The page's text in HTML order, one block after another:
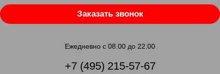
Заказать звонок
Ежедневно с 08.00 до 22.00
+7 (495) 215-57-67